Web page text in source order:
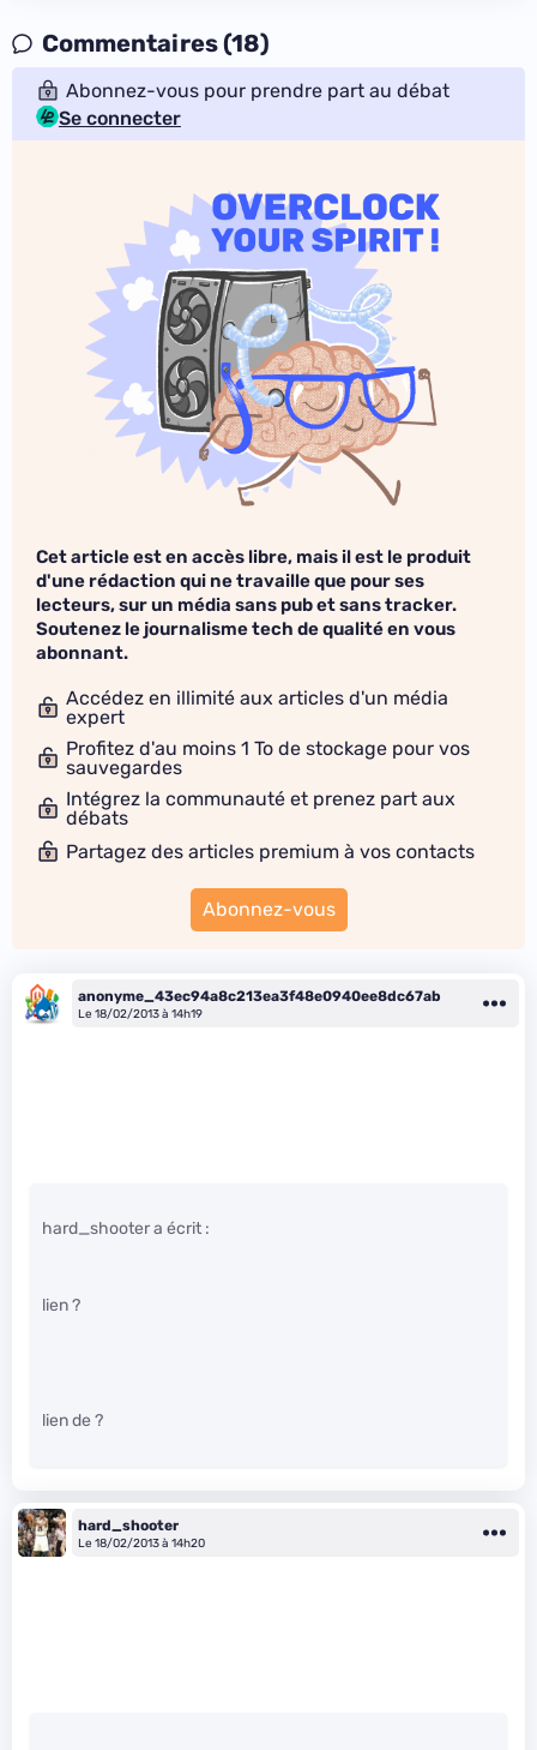
Commentaires (18)
Abonnez-vous pour prendre part au débat
Se connecter
Cet article est en accès libre, mais il est le produit
d'une rédaction qui ne travaille que pour ses
lecteurs, sur un média sans pub et sans tracker.
Soutenez le journalisme tech de qualité en vous
abonnant.
Accédez en illimité aux articles d'un média
expert
Profitez d'au moins 1 To de stockage pour vos
sauvegardes
Intégrez la communauté et prenez part aux
débats
Partagez des articles premium à vos contacts
Abonnez-vous
anonyme_43ec94a8c213ea3f48e0940ee8dc67ab
Le 18/02/2013 à 14h19
hard_shooter a écrit :
lien ?
lien de ?
hard_shooter
Le 18/02/2013 à 14h20